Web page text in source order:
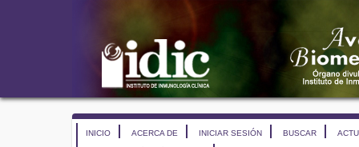
INICIO ACERCA DE INICIAR SESIÓN BUSCAR